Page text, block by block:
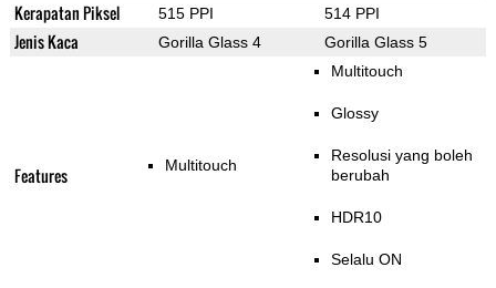
Kerapatan Piksel 515 PPI 514 PPI
Jenis Kaca Gorilla Glass 4 Gorilla Glass 5
Features Multitouch
Multitouch
Glossy
Resolusi yang boleh
berubah
HDR10
Selalu ON